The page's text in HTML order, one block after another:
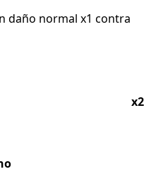
daño normal x1 contra
x2